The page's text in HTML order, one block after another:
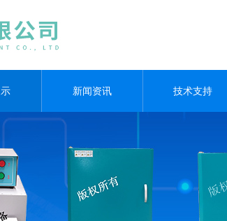
新闻资讯 技术支持